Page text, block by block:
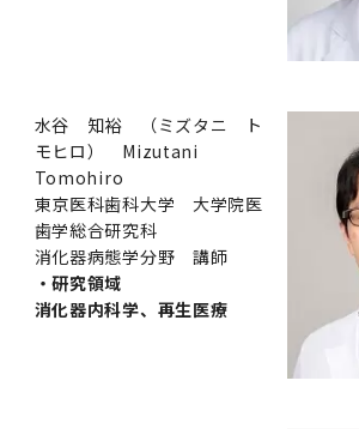
水谷 知裕 （ミズタニ ト
モヒロ） Mizutani
Tomohiro
東京医科歯科大学 大学院医
歯学総合研究科
消化器病態学分野 講師
・研究領域
消化器内科学、再生医療